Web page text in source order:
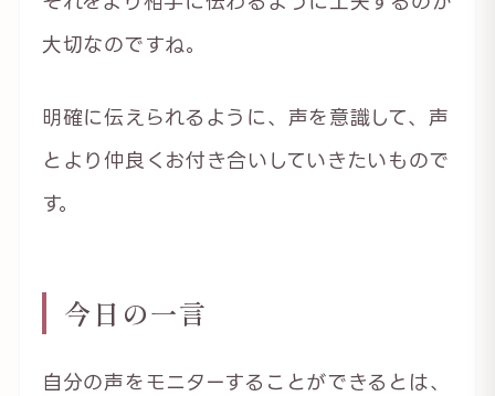
大切なのですね。
明確に伝えられるように、声を意識して、声
とより仲良くお付き合いしていきたいもので
す。
今日の一言
自分の声をモニターすることができるとは、